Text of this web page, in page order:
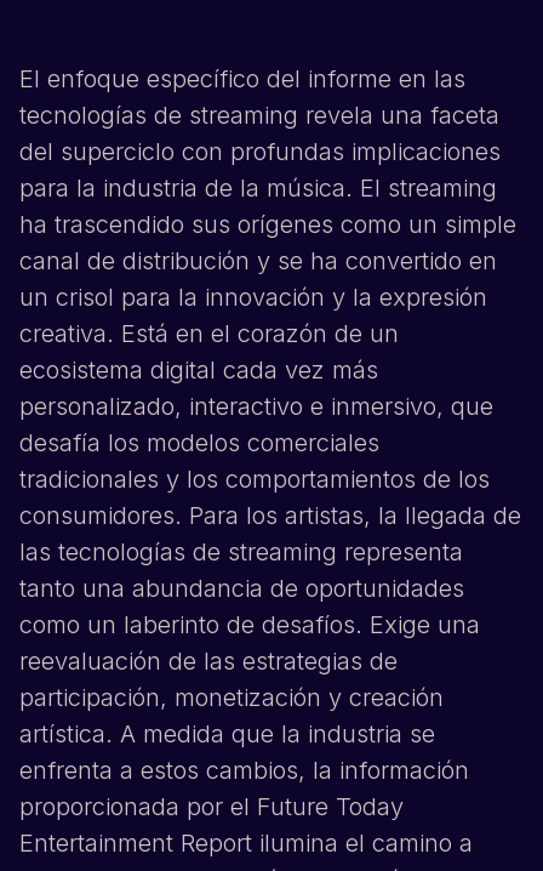
El enfoque específico del informe en las
tecnologías de streaming revela una faceta
del superciclo con profundas implicaciones
para la industria de la música. El streaming
ha trascendido sus orígenes como un simple
canal de distribución y se ha convertido en
un crisol para la innovación y la expresión
creativa. Está en el corazón de un
ecosistema digital cada vez más
personalizado, interactivo e inmersivo, que
desafía los modelos comerciales
tradicionales y los comportamientos de los
consumidores. Para los artistas, la llegada de
las tecnologías de streaming representa
tanto una abundancia de oportunidades
como un laberinto de desafíos. Exige una
reevaluación de las estrategias de
participación, monetización y creación
artística. A medida que la industria se
enfrenta a estos cambios, la información
proporcionada por el Future Today
Entertainment Report ilumina el camino a